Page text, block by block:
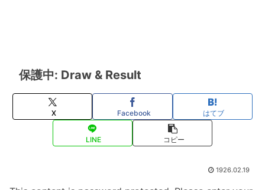
保護中: Draw & Result
X Facebook はてブ
LINE コピー
1926.02.19